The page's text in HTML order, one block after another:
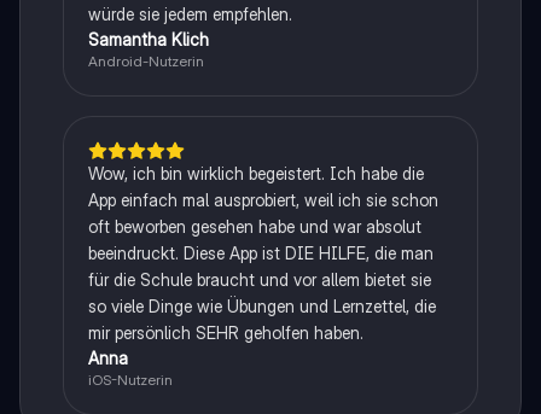
würde sie jedem empfehlen.
Samantha Klich
Android-Nutzerin
Wow, ich bin wirklich begeistert. Ich habe die
App einfach mal ausprobiert, weil ich sie schon
oft beworben gesehen habe und war absolut
beeindruckt. Diese App ist DIE HILFE, die man
für die Schule braucht und vor allem bietet sie
so viele Dinge wie Übungen und Lernzettel, die
mir persönlich SEHR geholfen haben.
Anna
iOS-Nutzerin